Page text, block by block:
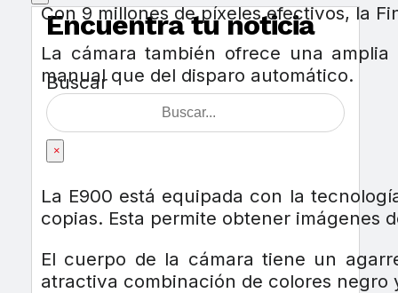
Encuentra tu noticia
Buscar
×
Con 9 millones de píxeles efectivos, la
La cámara también ofrece una
manual que del disparo automático.
La E900 está equipada con la
copias. Esta permite obtener imágenes
El cuerpo de la cámara tiene un
atractiva combinación de colores negro